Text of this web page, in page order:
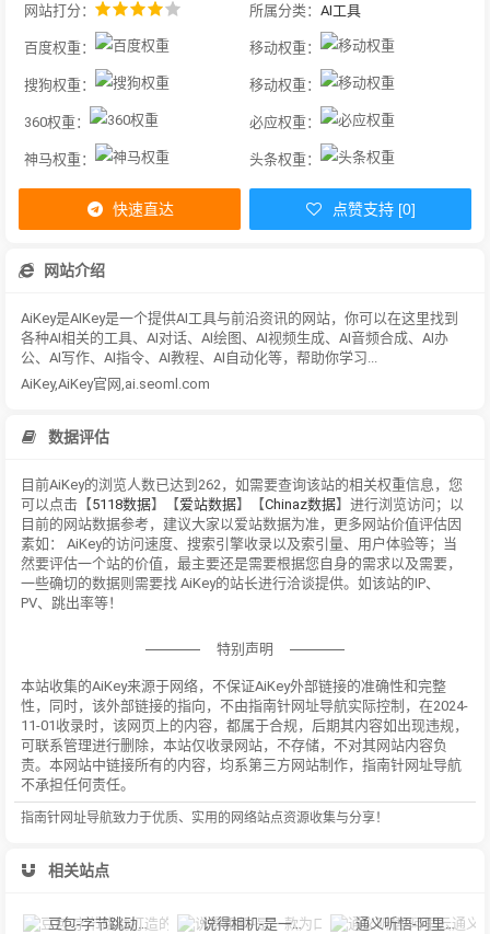
网站打分： 所属分类： AI工具
百度权重： 移动权重：
搜狗权重： 移动权重：
360权重： 必应权重：
神马权重： 头条权重：
快速直达 点赞支持 [0]
网站介绍
AiKey是AIKey是一个提供AI工具与前沿资讯的网站，你可以在这里找到
各种AI相关的工具、AI对话、AI绘图、AI视频生成、AI音频合成、AI办
公、AI写作、AI指令、AI教程、AI自动化等，帮助你学习...
AiKey,AiKey官网,ai.seoml.com
数据评估
目前AiKey的浏览人数已达到262，如需要查询该站的相关权重信息，您
可以点击【5118数据】【爱站数据】【Chinaz数据】进行浏览访问；以
目前的网站数据参考，建议大家以爱站数据为准，更多网站价值评估因
素如： AiKey的访问速度、搜索引擎收录以及索引量、用户体验等；当
然要评估一个站的价值，最主要还是需要根据您自身的需求以及需要，
一些确切的数据则需要找 AiKey的站长进行洽谈提供。如该站的IP、
PV、跳出率等！
特别声明
本站收集的AiKey来源于网络，不保证AiKey外部链接的准确性和完整
性，同时，该外部链接的指向，不由指南针网址导航实际控制，在2024-
11-01收录时，该网页上的内容，都属于合规，后期其内容如出现违规，
可联系管理进行删除，本站仅收录网站，不存储，不对其网站内容负
责。本网站中链接所有的内容，均系第三方网站制作，指南针网址导航
不承担任何责任。
指南针网址导航致力于优质、实用的网络站点资源收集与分享！
相关站点
豆包-字节跳动打造的多功能AI对话工具 说得相机-是一款为口播视频创作者量身定制的智能拍摄工具 通义听悟-阿里云通义听悟是聚焦音视频内容的工作学习AI助手